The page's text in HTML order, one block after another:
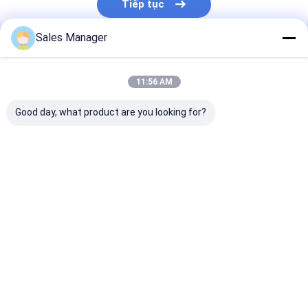
Tiếp tục
Danh Mục Của Chúng Tôi
Sales Manager
11:56 AM
Good day, what product are you looking for?